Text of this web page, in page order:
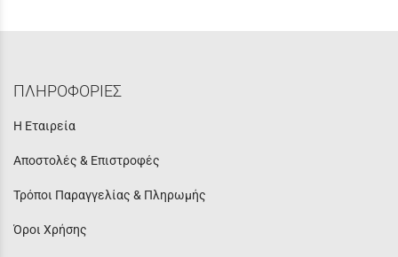
ΠΛΗΡΟΦΟΡΙΕΣ
Η Εταιρεία
Αποστολές & Επιστροφές
Τρόποι Παραγγελίας & Πληρωμής
Όροι Χρήσης